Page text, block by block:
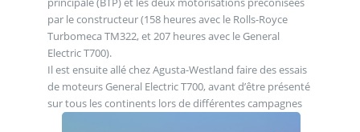
par le constructeur (158 heures avec le Rolls-Royce
Turbomeca TM322, et 207 heures avec le General
Electric T700).
Il est ensuite allé chez Agusta-Westland faire des essais
de moteurs General Electric T700, avant d’être présenté
sur tous les continents lors de différentes campagnes